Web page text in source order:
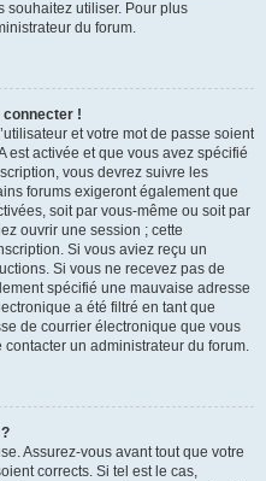
souhaitez utiliser. Pour plus
du forum.
!
et votre mot de passe soient
est activée et que vous avez spécifié
vous devrez suivre les
forums exigeront également que
soit par vous-même ou soit par
ouvrir une session ; cette
Si vous aviez reçu un
Si vous ne recevez pas de
spécifié une mauvaise adresse
a été filtré en tant que
de courrier électronique que vous
un administrateur du forum.
Assurez-vous avant tout que votre
corrects. Si tel est le cas,